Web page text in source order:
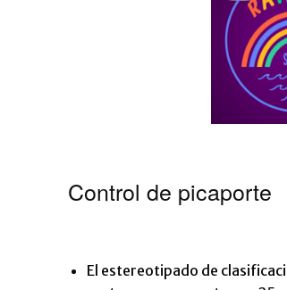
Control de picaporte
El estereotipado de